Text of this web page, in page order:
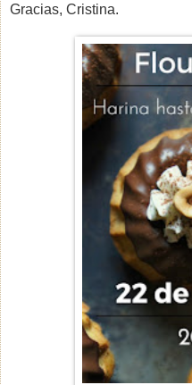
Gracias, Cristina.